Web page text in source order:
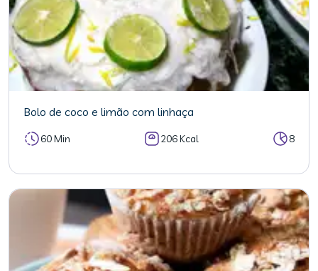
Bolo de coco e limão com linhaça
60 Min 206 Kcal 8